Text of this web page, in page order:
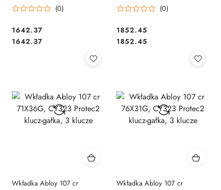
(0)
Cena:
1642.37
Cena:
1642.37
(0)
Cena:
1852.45
Cena:
1852.45
Wkładka Abloy 107 cr
Wkładka Abloy 107 cr